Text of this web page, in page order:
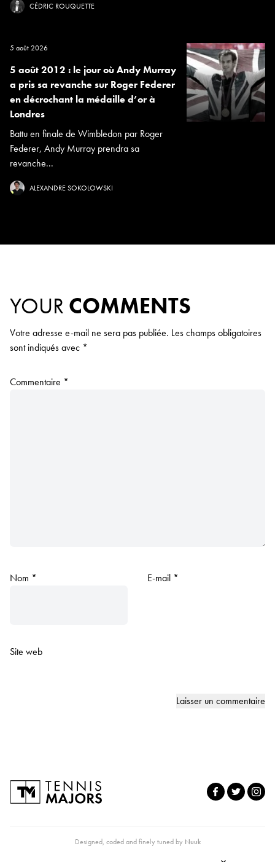
CÉDRIC ROUQUETTE
5 août 2026
5 août 2012 : le jour où Andy Murray
a pris sa revanche sur Roger Federer
en décrochant la médaille d’or à
Londres
Battu en finale de Wimbledon par Roger
Federer, Andy Murray prendra sa
revanche...
ALEXANDRE SOKOLOWSKI
YOUR COMMENTS
Votre adresse e-mail ne sera pas publiée. Les champs obligatoires
sont indiqués avec *
Commentaire *
Nom * E-mail *
Site web
Designed, coded and finely tuned by Nuuk